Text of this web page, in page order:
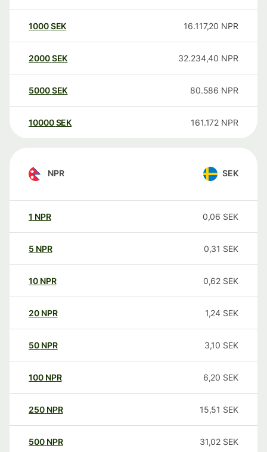
1000SEK 16.117,20 NPR
2000SEK 32.234,40 NPR
5000SEK 80.586 NPR
10000 SEK 161.172 NPR
NPR SEK
1 NPR 0,06 SEK
5 NPR 0,31 SEK
10 NPR 0,62 SEK
20 NPR 1,24 SEK
50 NPR 3,10 SEK
100 NPR 6,20 SEK
250 NPR 15,51 SEK
500 NPR 31,02 SEK